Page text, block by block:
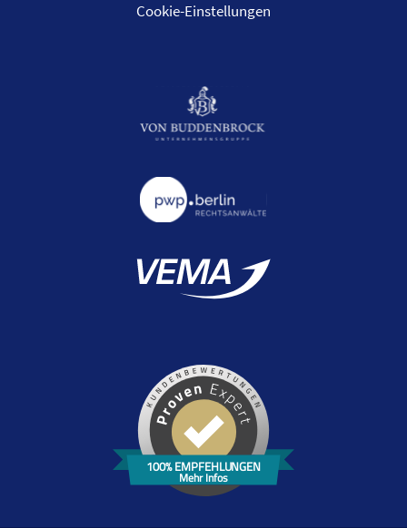
Cookie-Einstellungen
100% EMPFEHLUNGEN
Mehr Infos